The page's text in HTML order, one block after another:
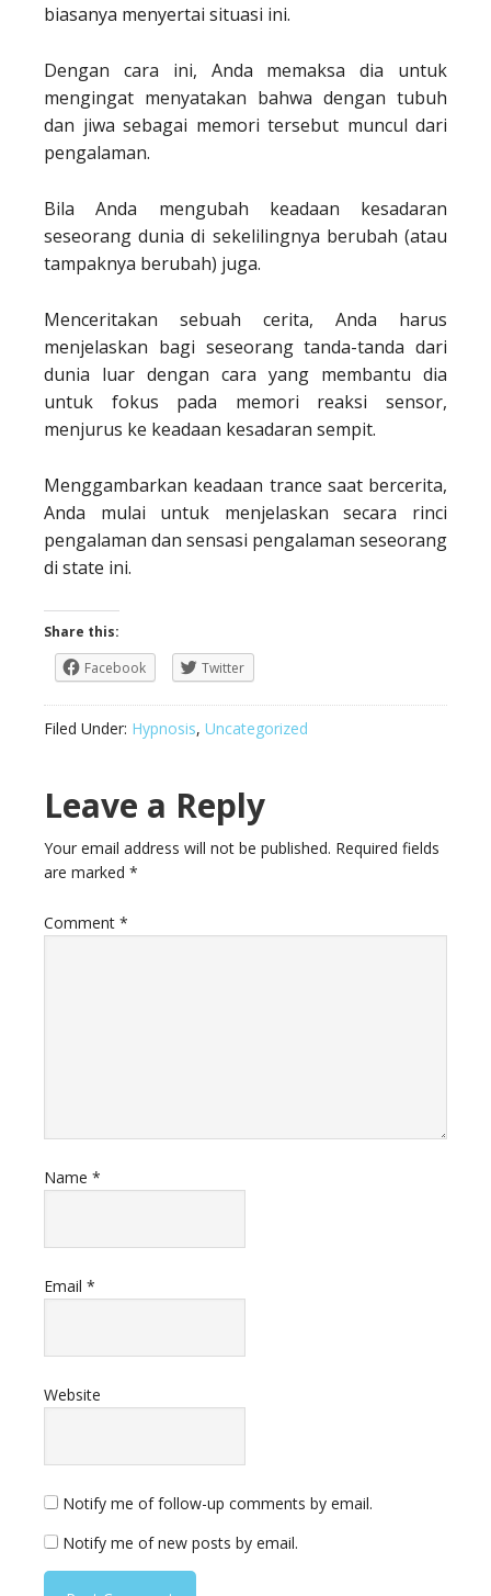
biasanya menyertai situasi ini.
Dengan cara ini, Anda memaksa dia untuk
mengingat menyatakan bahwa dengan tubuh
dan jiwa sebagai memori tersebut muncul dari
pengalaman.
Bila Anda mengubah keadaan kesadaran
seseorang dunia di sekelilingnya berubah (atau
tampaknya berubah) juga.
Menceritakan sebuah cerita, Anda harus
menjelaskan bagi seseorang tanda-tanda dari
dunia luar dengan cara yang membantu dia
untuk fokus pada memori reaksi sensor,
menjurus ke keadaan kesadaran sempit.
Menggambarkan keadaan trance saat bercerita,
Anda mulai untuk menjelaskan secara rinci
pengalaman dan sensasi pengalaman seseorang
di state ini.
Share this:
Facebook
Twitter
Filed Under: Hypnosis, Uncategorized
Leave a Reply
Your email address will not be published. Required fields
are marked *
Comment *
Name *
Email *
Website
Notify me of follow-up comments by email.
Notify me of new posts by email.